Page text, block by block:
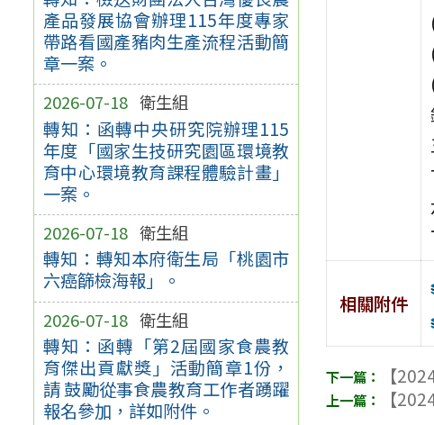
產品發展協會辦理115年度專家
帶路看國產豬肉生產流程活動簡
章一案。
2026-07-18 衛生組
轉知：函轉中央研究院辦理115
年度「國家生技研究園區環境教
育中心環境教育課程體驗計畫」
一案。
2026-07-18 衛生組
轉知：轉知本府衛生局「桃園市
六癌篩檢海報」。
2026-07-18 衛生組
轉知：函轉「第2屆國家食農教
育傑出貢獻獎」活動簡章1份，
請 鼓勵從事食農教育工作者踴躍
報名參加，詳如附件。
相關附件
【
【